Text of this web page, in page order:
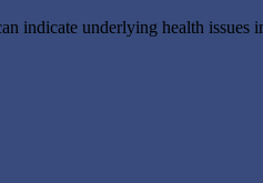
indicate underlying health